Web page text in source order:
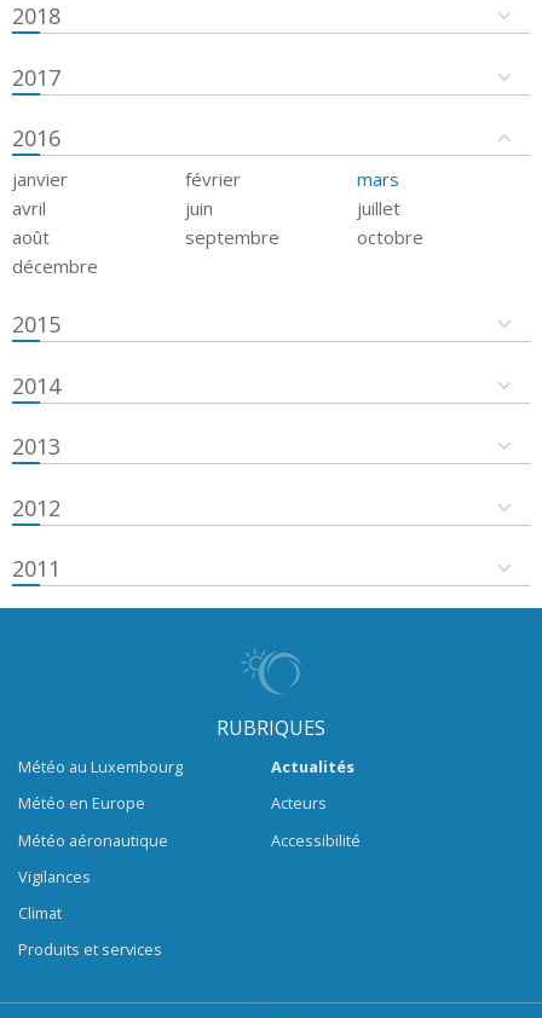
2018
2017
2016
janvier février
mars
avril
juin
juillet
août
septembre
octobre
décembre
2015
2014
2013
2012
2011
RUBRIQUES
Météo au Luxembourg
Météo en Europe
Météo aéronautique
Vigilances
Climat
Produits et services
Actualités
Acteurs
Accessibilité